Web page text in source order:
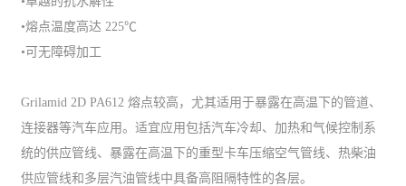
•熔点温度高达 225℃
•可无障碍加工
Grilamid 2D PA612 熔点较高，尤其适用于暴露在高温下的管道、
连接器等汽车应用。适宜应用包括汽车冷却、加热和气候控制系
统的供应管线、暴露在高温下的重型卡车压缩空气管线、热柴油
供应管线和多层汽油管线中具备高阻隔特性的各层。